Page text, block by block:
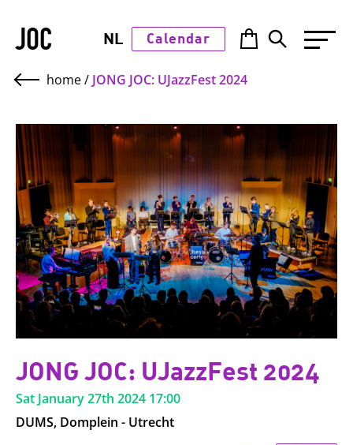
JOC NL Calendar
home/ JONG JOC: UJazzFest 2024
JONG JOC: UJazzFest 2024
Sat January 27th 2024 17:00
DUMS, Domplein - Utrecht